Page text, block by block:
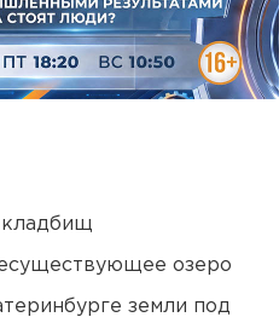
кладбищ
озеро
земли под